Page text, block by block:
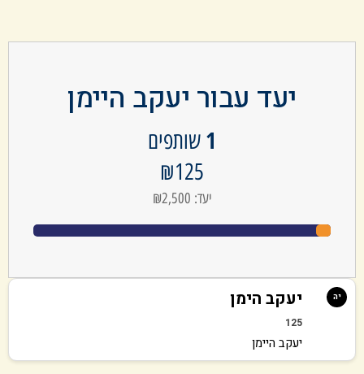
יעד עבור יעקב היימן
1 שותפים
₪125
יעד: ₪2,500
יעקב הימן
125
יעקב היימן
יה